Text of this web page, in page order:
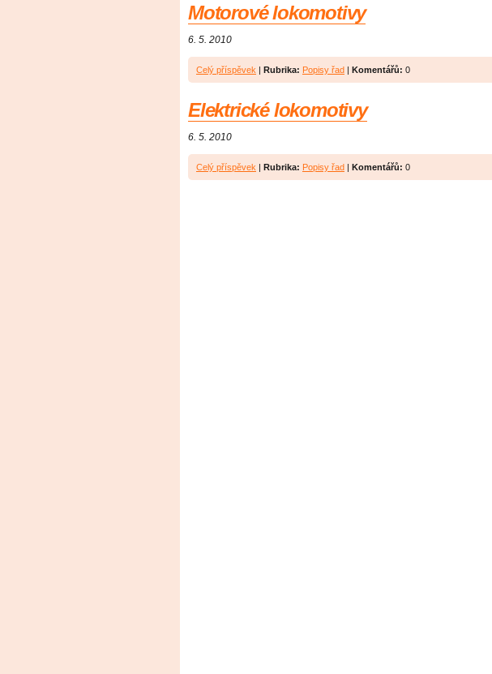
Motorové lokomotivy
6. 5. 2010
Celý příspěvek | Rubrika: Popisy řad | Komentářů: 0
Elektrické lokomotivy
6. 5. 2010
Celý příspěvek | Rubrika: Popisy řad | Komentářů: 0